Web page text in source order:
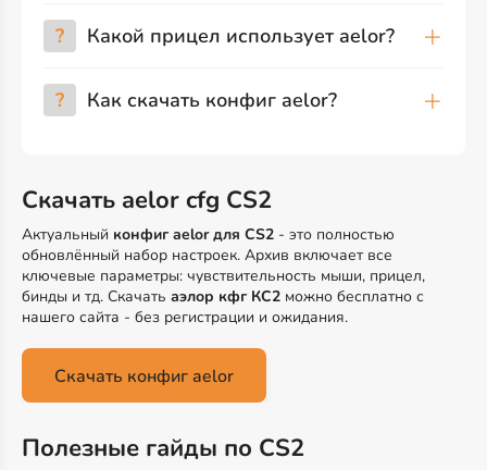
? Какой прицел использует aelor?
? Как скачать конфиг aelor?
Скачать aelor cfg CS2
Актуальный конфиг aelor для CS2 - это полностью
обновлённый набор настроек. Архив включает все
ключевые параметры: чувствительность мыши, прицел,
бинды и тд. Скачать аэлор кфг КС2 можно бесплатно с
нашего сайта - без регистрации и ожидания.
Скачать конфиг aelor
Полезные гайды по CS2